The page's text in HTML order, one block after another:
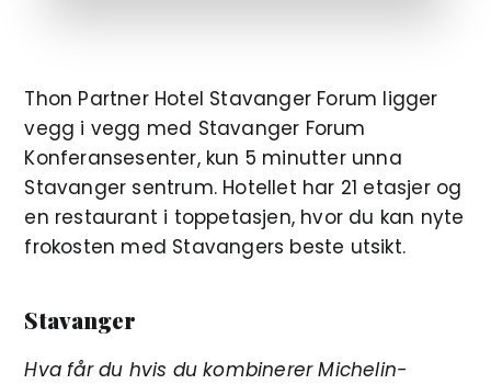
Thon Partner Hotel Stavanger Forum ligger
vegg i vegg med Stavanger Forum
Konferansesenter, kun 5 minutter unna
Stavanger sentrum. Hotellet har 21 etasjer og
en restaurant i toppetasjen, hvor du kan nyte
frokosten med Stavangers beste utsikt.
Stavanger
Hva får du hvis du kombinerer Michelin-